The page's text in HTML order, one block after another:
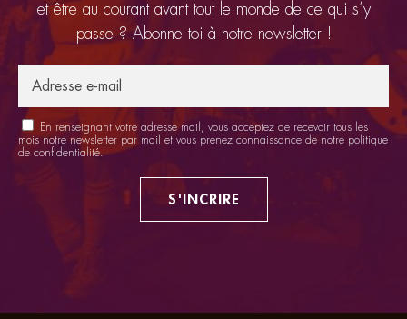
et être au courant avant tout le monde de ce qui s’y
passe ? Abonne toi à notre newsletter !
En renseignant votre adresse mail, vous acceptez de recevoir tous les
mois notre newsletter par mail et vous prenez connaissance de notre politique
de confidentialité.
S'INCRIRE